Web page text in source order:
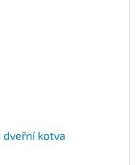
dveřní kotva